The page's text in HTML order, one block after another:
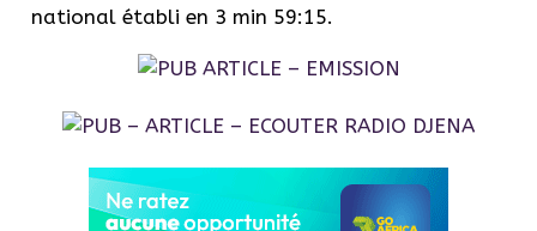
national établi en 3 min 59:15.